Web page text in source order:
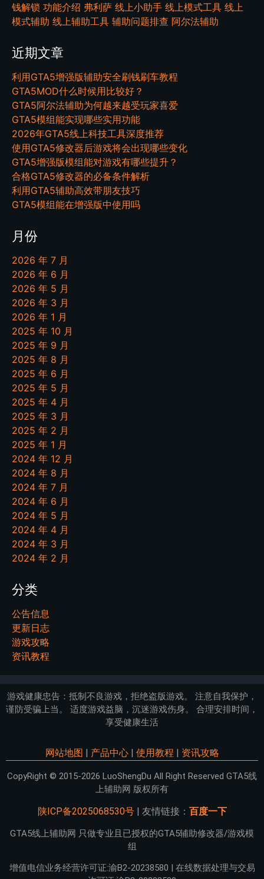
钱解锁 功能介绍 弗利萨 线上小助手 线上模式工具 线上
模式辅助 线上辅助工具 辅助问题排查 阿尔法辅助
近期文章
利用GTA5增强版辅助安全刷钱刷车教程
GTA5MOD什么时候用比较好？
GTA5阿尔法辅助为何越来越受玩家喜爱
GTA5模组能实现哪些实用功能
2026年GTA5线上科技工具深度推荐
使用GTA5修改器后游戏将会出现哪些变化
GTA5增强版模组能对游戏有哪些提升？
合格GTA5修改器的必备条件解析
利用GTA5辅助高效带朋友技巧
GTA5模组能在增强版中使用吗
月份
2026 年 7 月
2026 年 6 月
2026 年 5 月
2026 年 3 月
2026 年 1 月
2025 年 10 月
2025 年 9 月
2025 年 8 月
2025 年 6 月
2025 年 5 月
2025 年 4 月
2025 年 3 月
2025 年 2 月
2025 年 1 月
2024 年 12 月
2024 年 8 月
2024 年 7 月
2024 年 6 月
2024 年 5 月
2024 年 4 月
2024 年 3 月
2024 年 2 月
分类
公告信息
更新日志
游戏攻略
资讯教程
游戏健康忠告：抵制不良游戏，拒绝盗版游戏。 注意自我保护，
谨防受骗上当。 适度游戏益脑，沉迷游戏伤身。 合理安排时间，
享受健康生活
网站地图 | 产品中心| 使用教程 | 资讯攻略
CopyRight © 2015-2026 LuoShengDu All Right Reserved GTA5线
上辅助网 版权所有
陕ICP备2025068530号| 友情链接： 百度一下
GTA5线上辅助网 只做专业且已授权的GTA5辅助修改器/游戏模
组
增值电信业务经营许可证:渝B2-20238580 | 在线数据处理与交易